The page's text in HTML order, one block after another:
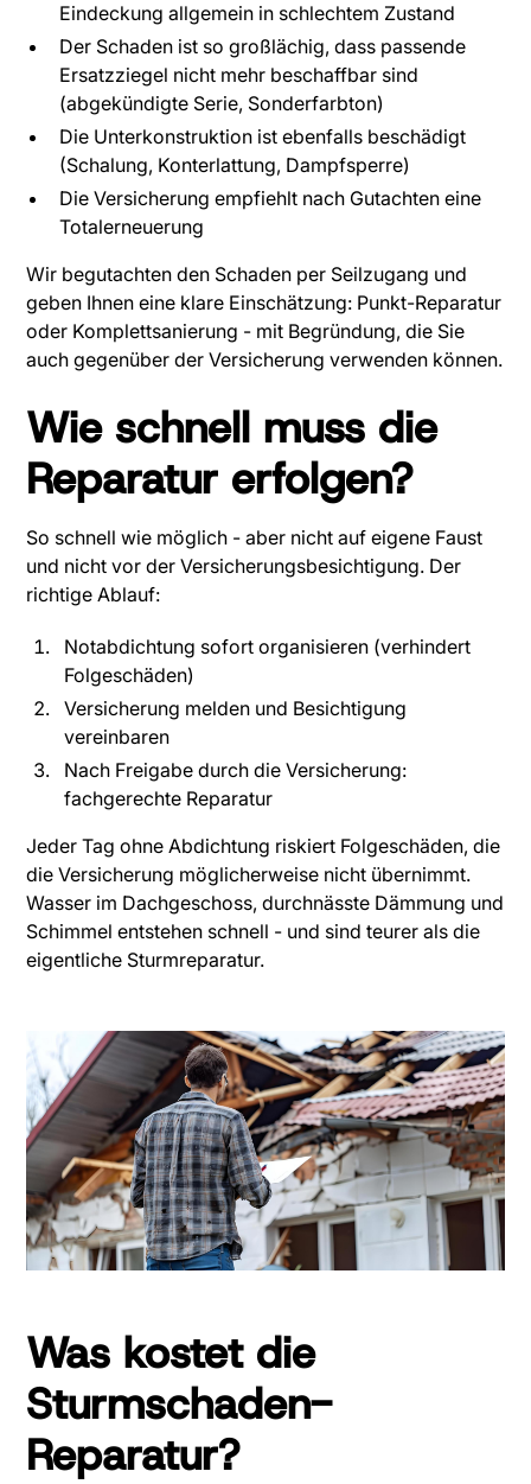
Eindeckung allgemein in schlechtem Zustand
Der Schaden ist so großlächig, dass passende
Ersatzziegel nicht mehr beschaffbar sind
(abgekündigte Serie, Sonderfarbton)
Die Unterkonstruktion ist ebenfalls beschädigt
(Schalung, Konterlattung, Dampfsperre)
Die Versicherung empfiehlt nach Gutachten eine
Totalerneuerung
Wir begutachten den Schaden per Seilzugang und
geben Ihnen eine klare Einschätzung: Punkt-Reparatur
oder Komplettsanierung - mit Begründung, die Sie
auch gegenüber der Versicherung verwenden können.
Wie schnell muss die
Reparatur erfolgen?
So schnell wie möglich - aber nicht auf eigene Faust
und nicht vor der Versicherungsbesichtigung. Der
richtige Ablauf:
Notabdichtung sofort organisieren (verhindert
Folgeschäden)
Versicherung melden und Besichtigung
vereinbaren
Nach Freigabe durch die Versicherung:
fachgerechte Reparatur
Jeder Tag ohne Abdichtung riskiert Folgeschäden, die
die Versicherung möglicherweise nicht übernimmt.
Wasser im Dachgeschoss, durchnässte Dämmung und
Schimmel entstehen schnell - und sind teurer als die
eigentliche Sturmreparatur.
Was kostet die
Sturmschaden-
Reparatur?